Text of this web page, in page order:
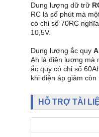
Dung lượng dữ trữ
RC là số phút mà
có chỉ số 70RC
10,5V.
Dung lượng ắc quy
Ah là điện lượng mà
ắc quy có chỉ số
khi điện áp giảm còn
HỖ TRỢ TÀI